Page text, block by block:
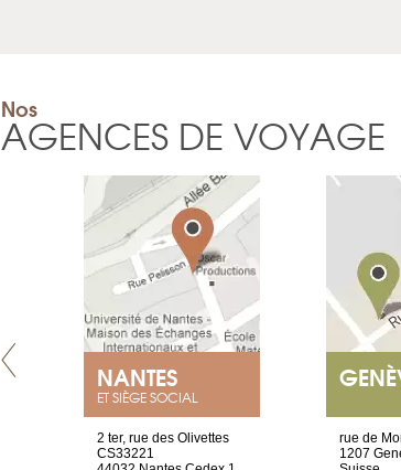
Nos
AGENCES DE VOYAGE
NANTES
ET SIÈGE SOCIAL
2 ter, rue des Olivettes
CS33221
rue de
1207